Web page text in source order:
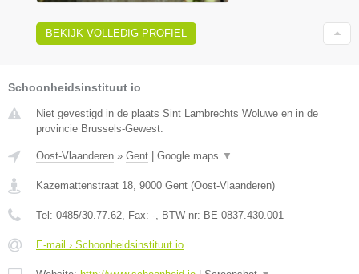
BEKIJK VOLLEDIG PROFIEL
Schoonheidsinstituut io
Niet gevestigd in de plaats Sint Lambrechts Woluwe en in de
provincie Brussels-Gewest.
Oost-Vlaanderen » Gent Google maps ▼
Kazemattenstraat 18 9000 Gent (Oost-Vlaanderen)
Tel: 0485/30.77.62 , Fax: - , BTW-nr: BE 0837.430.001
E-mail › Schoonheidsinstituut io